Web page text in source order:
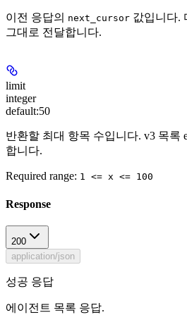
이전 응답의 next_cursor 값입니다.
그대로 전달합니다.
limit
integer
default:50
반환할 최대 항목 수입니다. v3 목록
합니다.
Required range: 1 <= x <= 100
Response
200
application/json
성공 응답
에이전트 목록 응답.